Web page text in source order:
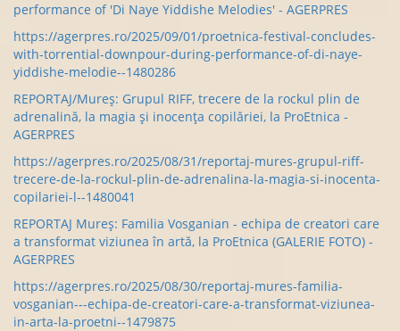
performance of 'Di Naye Yiddishe Melodies' - AGERPRES
https://agerpres.ro/2025/09/01/proetnica-festival-concludes-
with-torrential-downpour-during-performance-of-di-naye-
yiddishe-melodie--1480286
REPORTAJ/Mureș: Grupul RIFF, trecere de la rockul plin de
adrenalină, la magia și inocența copilăriei, la ProEtnica -
AGERPRES
https://agerpres.ro/2025/08/31/reportaj-mures-grupul-riff-
trecere-de-la-rockul-plin-de-adrenalina-la-magia-si-inocenta-
copilariei-l--1480041
REPORTAJ Mureș: Familia Vosganian - echipa de creatori care
a transformat viziunea în artă, la ProEtnica (GALERIE FOTO) -
AGERPRES
https://agerpres.ro/2025/08/30/reportaj-mures-familia-
vosganian---echipa-de-creatori-care-a-transformat-viziunea-
in-arta-la-proetni--1479875